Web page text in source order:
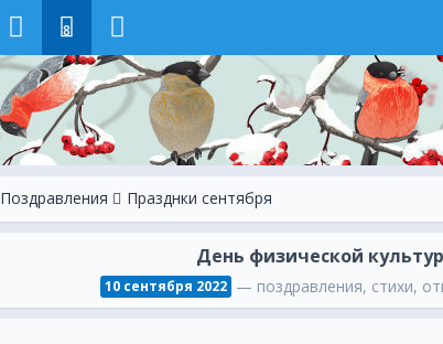
8
Поздравления Празднки сентября
День физической
10 сентября 2022 — поздравления, стихи,